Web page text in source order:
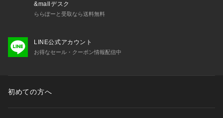
&mallデスク
ららぽーと受取なら送料無料
LINE公式アカウント
お得なセール・クーポン情報配信中
初めての方へ